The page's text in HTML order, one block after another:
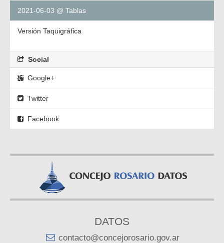
2021-06-03 @ Tablas
Versión Taquigráfica
Social
Google+
Twitter
Facebook
DATOS
contacto@concejorosario.gov.ar